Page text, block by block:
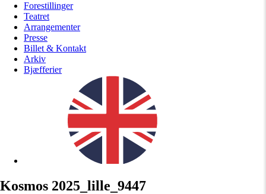
Forestillinger
Teatret
Arrangementer
Presse
Billet & Kontakt
Arkiv
Bjæfferier
Kosmos 2025_lille_9447